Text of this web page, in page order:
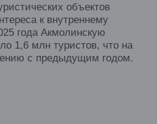
объектов
к внутреннему
года Акмолинскую
1,6 млн туристов, что на
с предыдущим годом.